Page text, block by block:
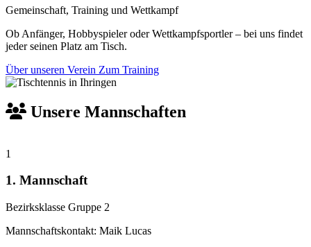
Gemeinschaft, Training und Wettkampf
Ob Anfänger, Hobbyspieler oder Wettkampfsportler – bei uns findet
jeder seinen Platz am Tisch.
Über unseren Verein Zum Training
Unsere Mannschaften
1
1. Mannschaft
Bezirksklasse Gruppe 2
Mannschaftskontakt: Maik Lucas